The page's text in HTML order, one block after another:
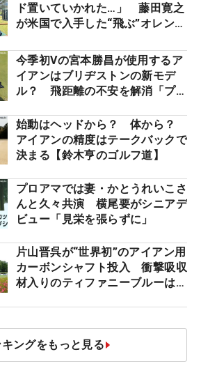
ド置いていかれた…」 藤田寛之
が米国で入手した“飛ぶ”オレンジ
今季初Vの宮本勝昌が使用するア
イアンはブリヂストンの新モデ
ル？ 飛距離の不安を解消「プラ
始動はヘッドから？ 体から？
アイアンの精度はテークバックで
決まる【鈴木亨のゴルフ道】
プロアマでは妻・かとうれいこさ
んと久々共演 横尾要がシニアデ
ビュー「見栄を張らずに」
片山晋呉が“世界初”のアイアン用
カーボンシャフト投入 衝撃吸収
材入りのティファニーブルーは
ングをもっと見る